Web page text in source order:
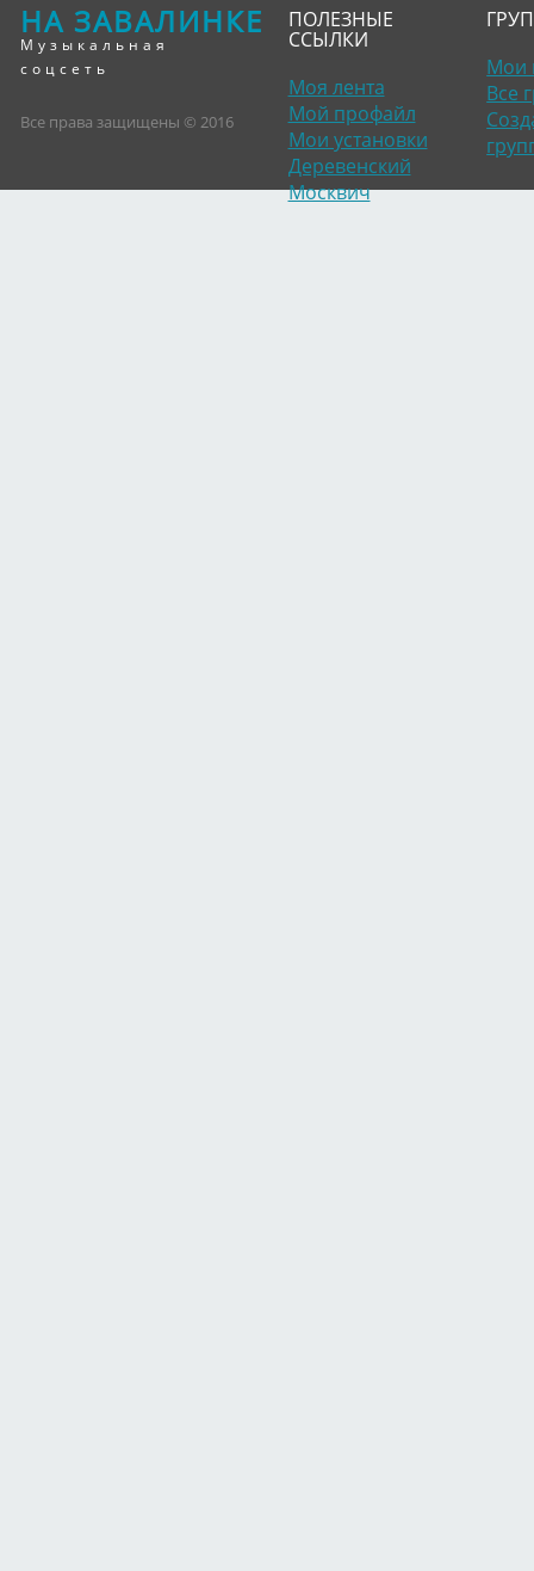
НА ЗАВАЛИНКЕ
Музыкальная
соцсеть
Все права защищены © 2016
ПОЛЕЗНЫЕ
ССЫЛКИ
Моя лента
Мой профайл
Мои установки
Деревенский
Москвич
Мои
Все